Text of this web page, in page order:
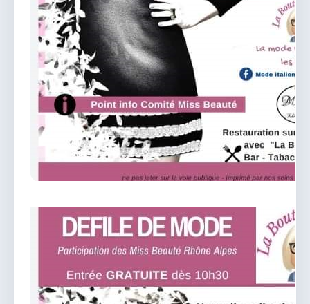
Contacter la mairie
Le guichet des associations
publier une annonce